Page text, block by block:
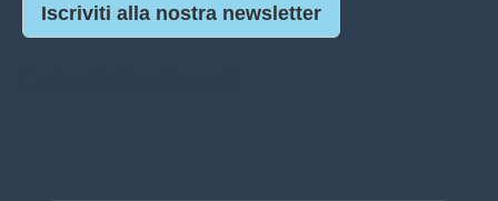
Iscriviti alla nostra newsletter